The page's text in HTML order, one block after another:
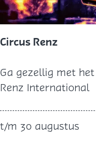
m
e
t
I
B
b
o
Circus Renz
C
i
u
Ga gezellig met
Renz International
t/m 30 augustus